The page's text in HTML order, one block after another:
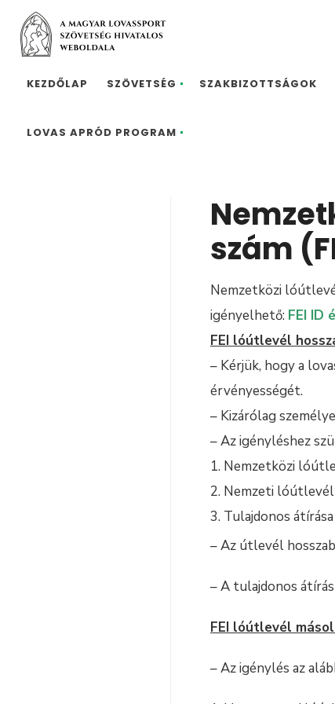
KEZDŐLAP SZÖVETSÉG SZAKBIZOTTSÁGOK
LOVAS APRÓD PROGRAM
szám
Nemzetközi
igényelhető: FEI ID
FEI lóútlevél
– Kérjük, hogy a
érvényességét.
– Kizárólag
– Az igényléshez
Nemzetközi
Nemzeti lóútlevél
Tulajdonos
– Az útlevél
– A tulajdonos
FEI lóútlevél
– Az igénylés az